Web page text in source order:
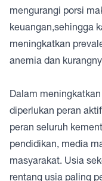
mengurangi porsi
keuangan,sehingga
meningkatkan
anemia dan
Dalam
diperlukan peran
peran seluruh
pendidikan, media
masyarakat. Usia
rentang usia paling